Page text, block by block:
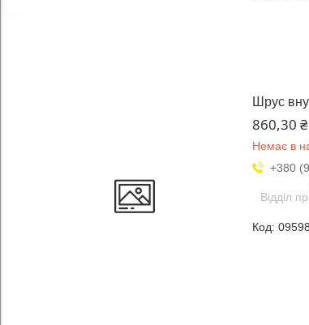
Шрус
860,30 ₴
Немає в
+380
Відділ
09598